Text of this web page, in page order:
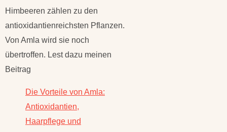
Himbeeren zählen zu den
antioxidantienreichsten Pflanzen.
Von Amla wird sie noch
übertroffen. Lest dazu meinen
Beitrag
Die Vorteile von Amla:
Antioxidantien,
Haarpflege und